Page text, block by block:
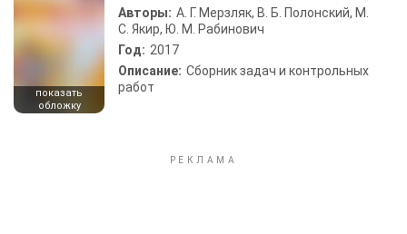
показать
обложку
Авторы: А. Г. Мерзляк, В. Б. Полонский, М.
С. Якир, Ю. М. Рабинович
Год: 2017
Описание: Сборник задач и контрольных
работ